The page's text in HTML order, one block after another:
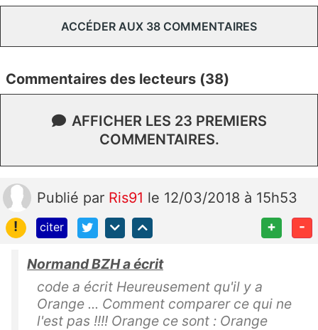
ACCÉDER AUX 38 COMMENTAIRES
Commentaires des lecteurs (38)
AFFICHER LES 23 PREMIERS
COMMENTAIRES.
Publié par Ris91 le 12/03/2018 à 15h53
!
citer + -
Normand BZH a écrit
code a écrit Heureusement qu'il y a
Orange ... Comment comparer ce qui ne
l'est pas !!!! Orange ce sont : Orange